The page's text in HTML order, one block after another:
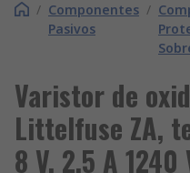
/ Componentes
Pasivos
/
Varistor de
Littelfuse ZA,
8 V, 2.5 A 1240